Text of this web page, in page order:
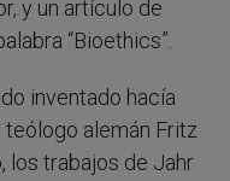
y un artículo de
“Bioethics”.
inventado hacía
teólogo alemán Fritz
los trabajos de Jahr